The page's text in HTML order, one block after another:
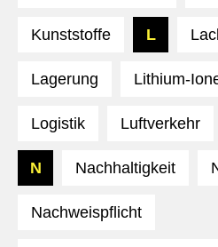
Kunststoffe L
Lagerung Lithium-
Logistik Luftverkehr
N Nachhaltigkeit
Nachweispflicht